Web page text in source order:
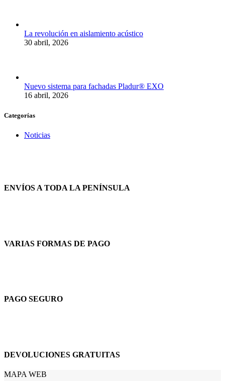
La revolución en aislamiento acústico
30 abril, 2026
Nuevo sistema para fachadas Pladur® EXO
16 abril, 2026
Categorías
Noticias
ENVÍOS A TODA LA PENÍNSULA
VARIAS FORMAS DE PAGO
PAGO SEGURO
DEVOLUCIONES GRATUITAS
MAPA WEB